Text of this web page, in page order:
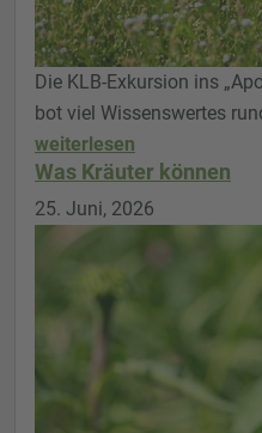
Die KLB-Exkursion ins
bot viel Wissenswertes
weiterlesen
Was Kräuter können
25. Juni, 2026